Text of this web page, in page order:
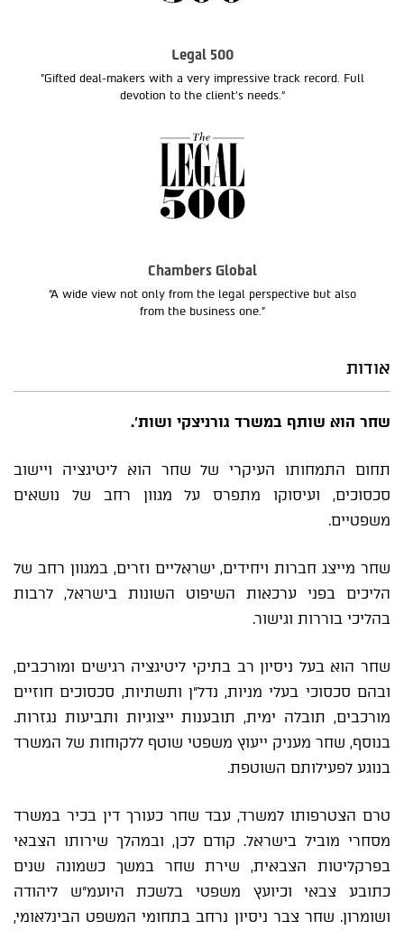
Legal 500
"Gifted deal-makers with a very impressive track record. Full
devotion to the client’s needs.“
Chambers Global
“A wide view not only from the legal perspective but also
from the business one.”
אודות
שחר הוא שותף במשרד גורניצקי ושות'.
תחום התמחותו העיקרי של שחר הוא ליטיגציה ויישוב
סכסוכים, ועיסוקו מתפרס על מגוון רחב של נושאים
משפטיים.
שחר מייצג חברות ויחידים, ישראליים וזרים, במגוון רחב של
הליכים בפני ערכאות השיפוט השונות בישראל, לרבות
בהליכי בוררות וגישור.
שחר הוא בעל ניסיון רב בתיקי ליטיגציה רגישים ומורכבים,
ובהם סכסוכי בעלי מניות, נדל"ן ותשתיות, סכסוכים חוזיים
מורכבים, תובלה ימית, תובענות ייצוגיות ותביעות נגזרות.
בנוסף, שחר מעניק ייעוץ משפטי שוטף ללקוחות של המשרד
בנוגע לפעילותם השוטפת.
טרם הצטרפותו למשרד, עבד שחר כעורך דין בכיר במשרד
מסחרי מוביל בישראל. קודם לכן, ובמהלך שירותו הצבאי
בפרקליטות הצבאית, שירת שחר במשך כשמונה שנים
כתובע צבאי וכיועץ משפטי בלשכת היועמ"ש ליהודה
ושומרון. שחר צבר ניסיון נרחב בתחומי המשפט הבינלאומי,